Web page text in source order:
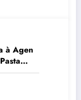
à Agen